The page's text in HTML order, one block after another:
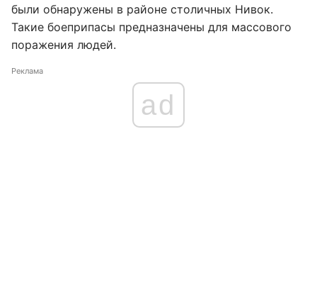
были обнаружены в районе столичных Нивок.
Такие боеприпасы предназначены для массового
поражения людей.
Реклама
ad